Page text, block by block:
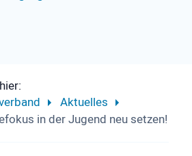
Aktuelles
in der Jugend neu setzen!